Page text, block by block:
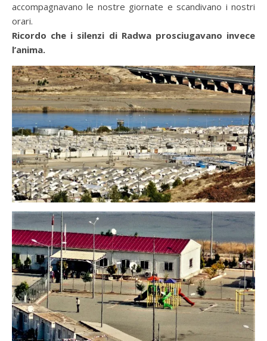
accompagnavano le nostre giornate e scandivano i nostri
orari.
Ricordo che i silenzi di Radwa prosciugavano invece
l’anima.